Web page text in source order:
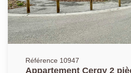
secteur. A visiter sans attendre !
Référence 10947
Appartement Cergy 2